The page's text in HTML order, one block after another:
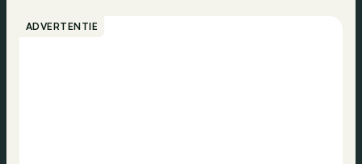
ADVERTENTIE